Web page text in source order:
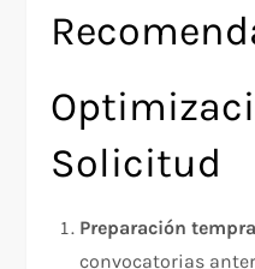
Solicitud
Preparación
convocatorias